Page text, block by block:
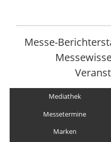
Messe-
Mediathek
Messetermine
Marken